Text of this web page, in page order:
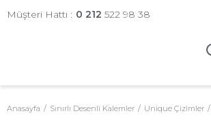
Müşteri Hattı : 0 212 522 98 38
Anasayfa Sınırlı Desenli Kalemler Unique Çizimler